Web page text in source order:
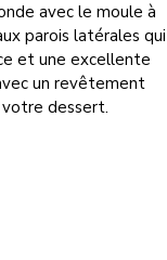
avec le moule à
parois latérales qui
et une excellente
un revêtement
dessert.